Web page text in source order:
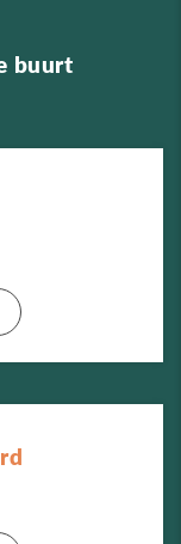
buurt